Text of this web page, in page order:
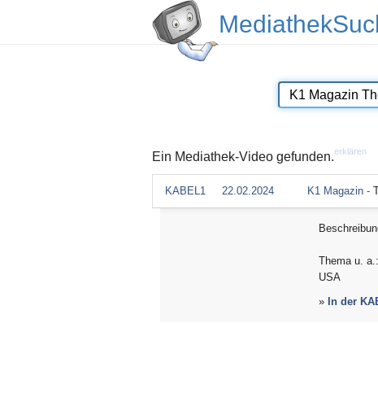
Ein Mediathek-Video gefunden.erklären
KABEL1 22.02.2024 K1 Magazin -
Thema u.
USA
» In der